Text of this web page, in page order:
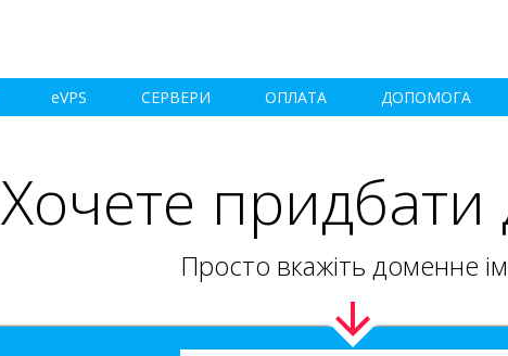
eVPS СЕРВЕРИ ОПЛАТА ДОПОМОГА
Хочете придбати
Просто вкажіть доменне